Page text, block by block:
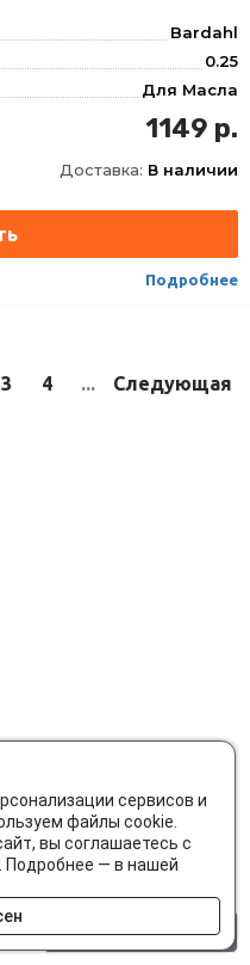
Bardahl
0.25
Для Масла
1149 р.
Доставка: В наличии
Подробнее
3 4 ... Следующая
сервисов и
файлы cookie.
вы соглашаетесь с
Подробнее — в нашей